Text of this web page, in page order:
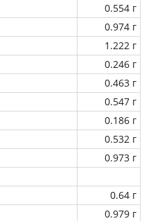
0.554 г
0.974 г
1.222 г
0.246 г
0.463 г
0.547 г
0.186 г
0.532 г
0.973 г
0.64 г
0.979 г